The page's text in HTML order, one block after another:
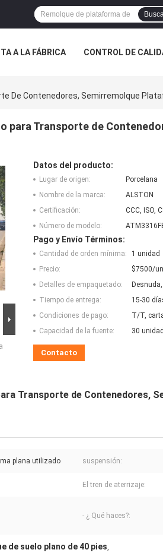
A LA FÁBRICA CONTROL DE
De Contenedores, Semirremolque
para Transporte de
Datos del producto:
Lugar de origen:
Porcelana
Nombre de la marca:
ALSTON
Certificación:
CCC, ISO,
Número de modelo:
Pago y Envío Términos:
Cantidad de orden mínima:
1 unidad
Precio:
$7500/
Detalles de empaquetado:
Tiempo de entrega:
15-30
Condiciones de pago:
T/T,
Capacidad de la fuente:
30
Contacto
Transporte de Contenedores,
plana utilizado suspensión:
El tren de aterrizaje:
- ¿ Qué haces?:
de suelo plano de 40 pies,